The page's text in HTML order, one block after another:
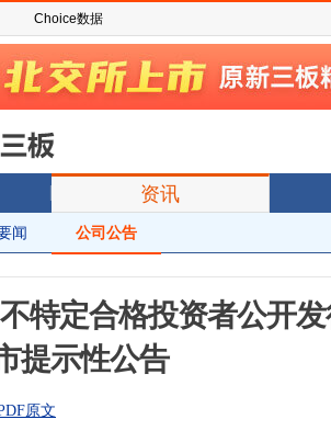
Choice数据
资讯
闻 公司公告
特定合格投资者公开
提示性公告
原文